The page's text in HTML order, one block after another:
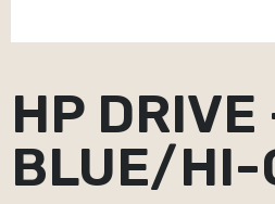
HP DRIVE
BLUE/HI-